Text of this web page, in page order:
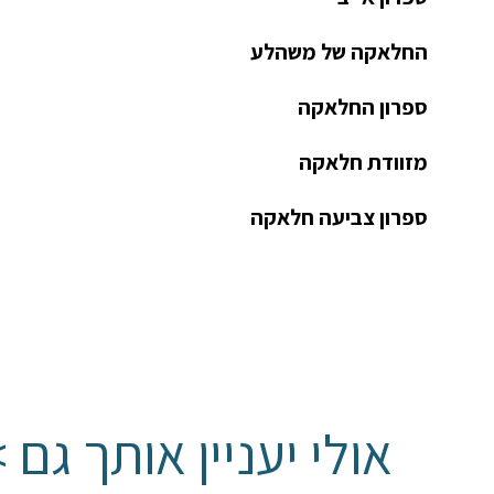
החלאקה של משהלע
ספרון החלאקה
מזוודת חלאקה
ספרון צביעה חלאקה
אולי יעניין אותך